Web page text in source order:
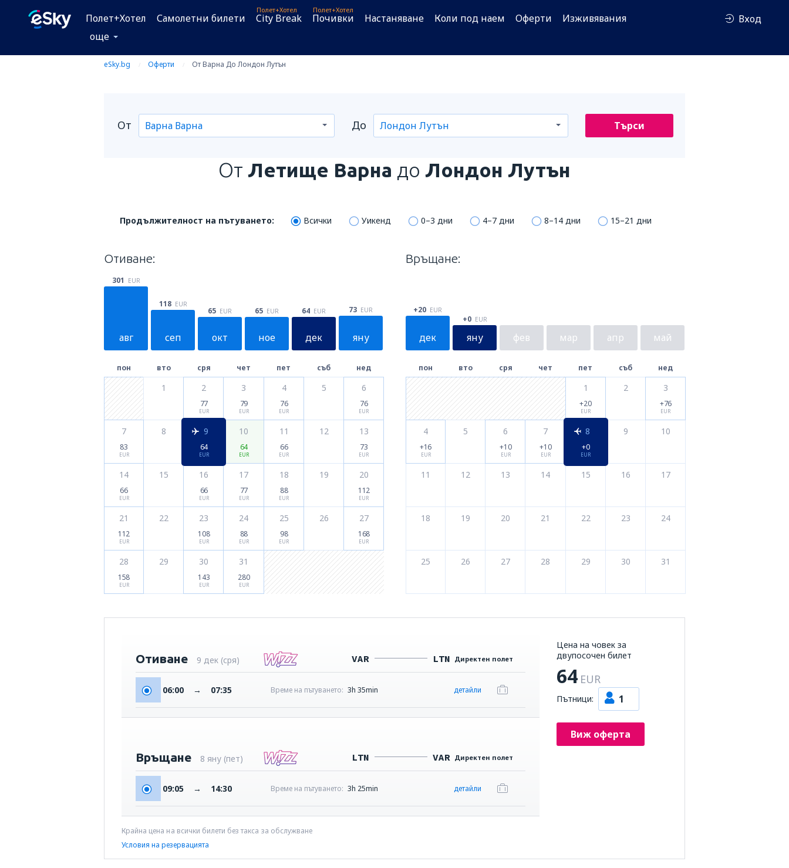
Полет+Хотел Самолетни билети
Полет+Хотел
City Break
Полет+Хотел
Почивки Настаняване Коли под наем Оферти
Изживявания
още
Вход
eSky.bg Оферти От Варна До Лондон Лутън
От До Търси
От Летище Варна до Лондон Лутън
Продължителност на пътуването: Всички Уикенд 0–3 дни 4–7 дни 8–14 дни 15–21 дни
Отиване:
авг
301 EUR
сеп
118 EUR
окт
65 EUR
ное
65 EUR
дек
64 EUR
яну
73 EUR
пон вто сря чет пет съб нед
1 2
77
EUR
3
79
EUR
4
76
EUR
5 6
76
EUR
7
83
EUR
8 9
64
EUR
10
64
EUR
11
66
EUR
12 13
73
EUR
14
66
EUR
15 16
66
EUR
17
77
EUR
18
88
EUR
19 20
112
EUR
21
112
EUR
22 23
108
EUR
24
88
EUR
25
98
EUR
26 27
168
EUR
28
158
EUR
29 30
143
EUR
31
280
EUR
Връщане:
дек
+20 EUR
яну
+0 EUR
фев мар апр май
пон вто сря чет пет съб нед
1
+20
EUR
2 3
+76
EUR
4
+16
EUR
5 6
+10
EUR
7
+10
EUR
8
+0
EUR
9 10
11 12 13 14 15 16 17
18 19 20 21 22 23 24
25 26 27 28 29 30 31
Цена на човек за
двупосочен билет
64 EUR
Пътници: 1
Виж оферта
Отиване 9 дек (сря) VAR LTN Директен полет
06:00 → 07:35 Време на пътуването: 3h 35min детайли
Връщане 8 яну (пет) LTN VAR Директен полет
09:05 → 14:30 Време на пътуването: 3h 25min детайли
Крайна цена на всички билети без такса за обслужване
Условия на резервацията